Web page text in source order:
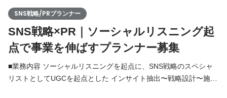
SNS戦略/PRプランナー
SNS戦略×PR｜ソーシャルリスニング起
点で事業を伸ばすプランナー募集
■業務内容 ソーシャルリスニングを起点に、SNS戦略のスペシャ
リストとしてUGCを起点とした インサイト抽出〜戦略設計〜施策